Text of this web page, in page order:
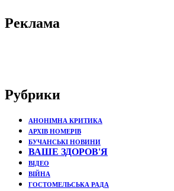
Реклама
Рубрики
АНОНІМНА КРИТИКА
АРХІВ НОМЕРІВ
БУЧАНСЬКІ НОВИНИ
ВАШЕ ЗДОРОВ'Я
ВІДЕО
ВІЙНА
ГОСТОМЕЛЬСЬКА РАДА